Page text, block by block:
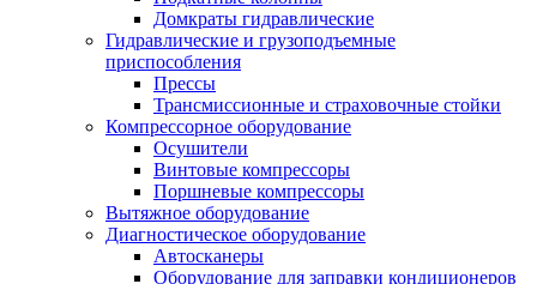
Домкраты гидравлические
Гидравлические и грузоподъемные
приспособления
Прессы
Трансмиссионные и страховочные стойки
Компрессорное оборудование
Осушители
Винтовые компрессоры
Поршневые компрессоры
Вытяжное оборудование
Диагностическое оборудование
Автосканеры
Оборудование для заправки кондиционеров